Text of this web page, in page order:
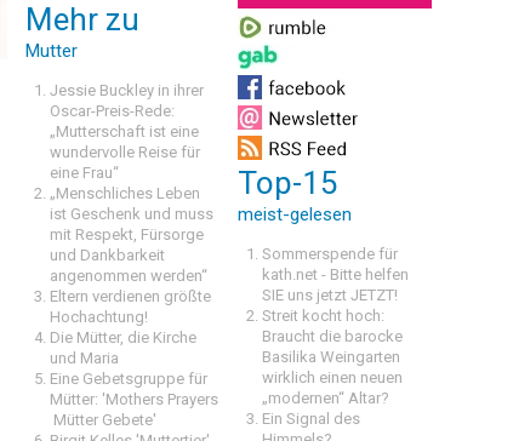
Mehr zu
Mutter
Jessie Buckley in ihrer
Oscar-Preis-Rede:
„Mutterschaft ist eine
wundervolle Reise für
eine Frau“
„Menschliches Leben
ist Geschenk und muss
mit Respekt, Fürsorge
und Dankbarkeit
angenommen werden“
Eltern verdienen größte
Hochachtung!
Die Mütter, die Kirche
und Maria
Eine Gebetsgruppe für
Mütter: 'Mothers Prayers
 Mütter Gebete'
Top-15
meist-gelesen
Sommerspende für
kath.net - Bitte helfen
SIE uns jetzt JETZT!
Streit kocht hoch:
Braucht die barocke
Basilika Weingarten
wirklich einen neuen
„modernen“ Altar?
Ein Signal des